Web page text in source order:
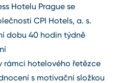
Hotelu Prague se
CPI Hotels, a. s.
dobu 40 hodin týdně
rámci hotelového řetězce
s motivační složkou